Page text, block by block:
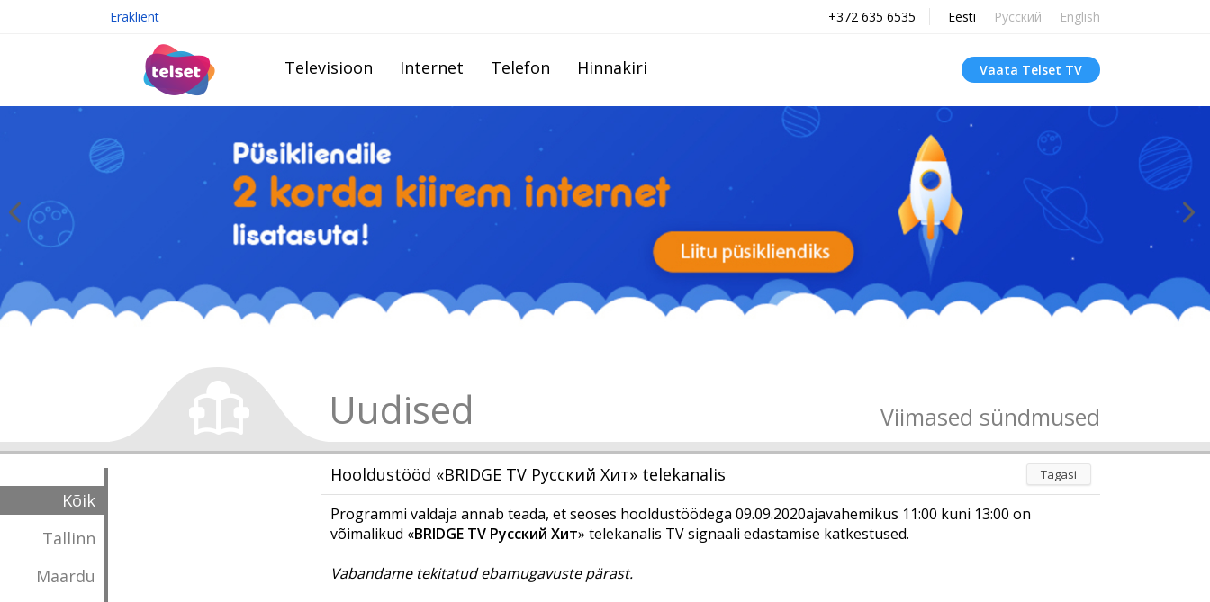
Eraklient +372 635 6535 Eesti Русский English
Televisioon Internet Telefon Hinnakiri Vaata Telset TV
Uudised Viimased sündmused
Kõik
Tallinn
Maardu
Hooldustööd «BRIDGE TV Русский Хит» telekanalis Tagasi
Programmi valdaja annab teada, et seoses hooldustöödega 09.09.2020ajavahemikus 11:00 kuni 13:00 on
võimalikud «BRIDGE TV Русский Хит» telekanalis TV signaali edastamise katkestused.
Vabandame tekitatud ebamugavuste pärast.